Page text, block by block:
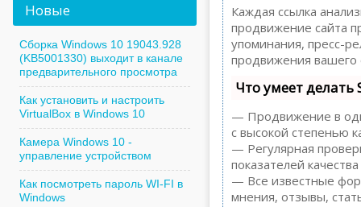
Каждая ссылка
продвижение сайта
упоминания, пресс-
продвижения вашего
Что умеет делать
— Продвижение в
с высокой степенью
— Регулярная
показателей
— Все известные
мнения, отзывы,
Новые
Сборка Windows 10 19043.928
(KB5001330) выходит в канале
предварительного просмотра
Как установить и настроить
VirtualBox в Windows 10
Камера Windows 10 -
управление устройством
Как посмотреть пароль WI-FI в
Windows